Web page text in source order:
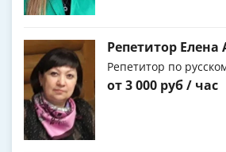
Репетитор Елена
Репетитор по
от 3 000 руб / час